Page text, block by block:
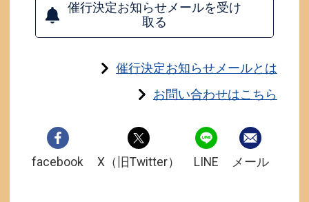
催行決定お知らせメールを受け
取る
催行決定お知らせメールとは
お問い合わせはこちら
facebook X（旧Twitter） LINE メール